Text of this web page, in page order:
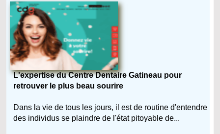
L'expertise du Centre Dentaire Gatineau pour
retrouver le plus beau sourire
Dans la vie de tous les jours, il est de routine d'entendre
des individus se plaindre de l'état pitoyable de...